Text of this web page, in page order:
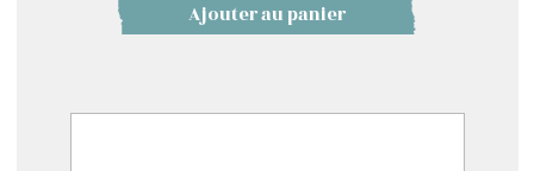
Ajouter au panier